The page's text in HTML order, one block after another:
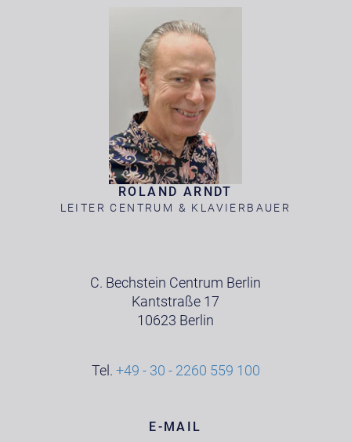
ROLAND ARNDT
LEITER CENTRUM & KLAVIERBAUER
C. Bechstein Centrum Berlin
Kantstraße 17
10623 Berlin
Tel. +49 - 30 - 2260 559 100
E-MAIL